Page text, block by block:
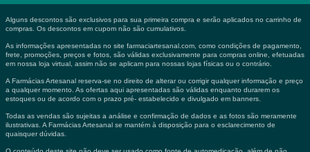
Alguns descontos são exclusivos para sua primeira compra e serão aplicados no carrinho de
compras. Os descontos em cupom não são cumulativos.
As informações apresentadas no site farmaciartesanal.com, como condições de pagamento,
frete, promoções, preços e fotos, são válidas exclusivamente para compras online, efetuadas
em nossa loja virtual, assim não se aplicam para nossas lojas físicas ou o contrário.
A Farmácias Artesanal reserva-se no direito de alterar ou corrigir qualquer informação e preço
a qualquer momento. As ofertas aqui apresentadas são válidas enquanto durarem os
estoques ou de acordo com o prazo pré- estabelecido e divulgado em banners.
Todas as vendas são sujeitas a análise e confirmação de dados e as fotos são meramente
ilustrativas. A Farmácias Artesanal se mantém à disposição para o esclarecimento de
quaisquer dúvidas.